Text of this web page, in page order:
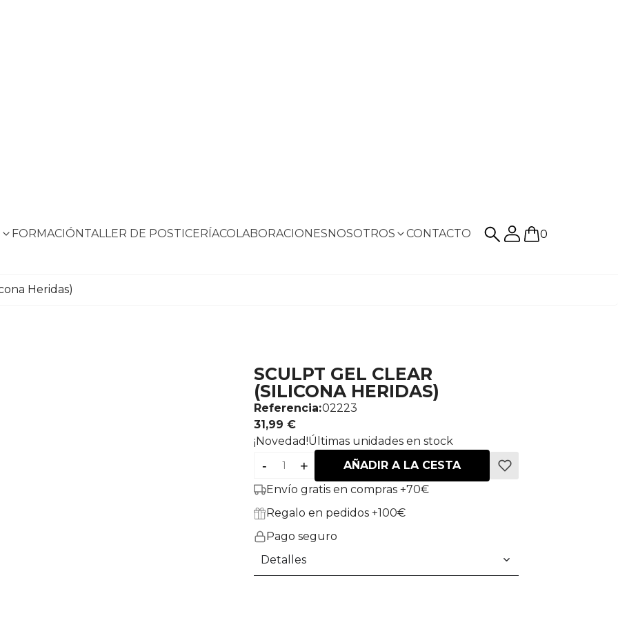
FORMACIÓNTALLER DE POSTICERÍACOLABORACIONESNOSOTROS CONTACTO 0
Heridas)
SCULPT GEL CLEAR
(SILICONA HERIDAS)
Referencia:02223
31,99 €
¡Novedad!Últimas unidades en stock
- +
AÑADIR A LA CESTA
Envío gratis en compras +70€
Regalo en pedidos +100€
Pago seguro
Detalles